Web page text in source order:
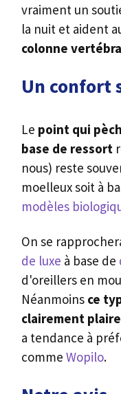
vraiment un
la nuit et aident
colonne
Un confort
Le point qui
base de ressort
nous) reste
moelleux soit à
modèles
On se
de luxe à base de
d'oreillers en
Néanmoins ce
clairement plaire
a tendance à
comme Wopilo.